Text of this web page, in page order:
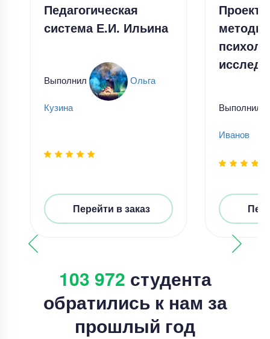
Педагогическая
система Е.И. Ильина
Выполнил Ольга
Кузина
Перейти в заказ
методы
Выполнил
Иванов
103 972 студента
обратились к нам за
прошлый год